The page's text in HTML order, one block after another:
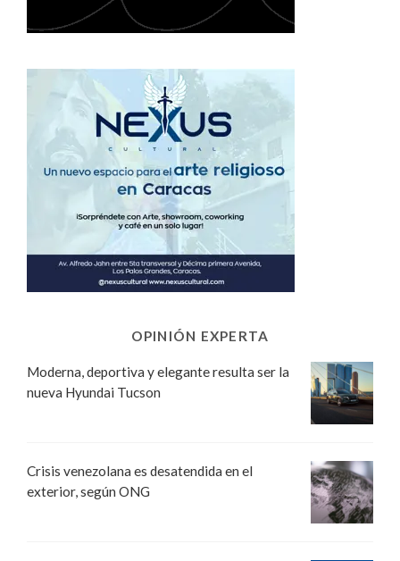
OPINIÓN EXPERTA
Moderna, deportiva y elegante resulta ser la
nueva Hyundai Tucson
Crisis venezolana es desatendida en el
exterior, según ONG